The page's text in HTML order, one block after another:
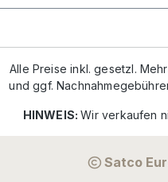
Alle Preise inkl. gesetzl.
und ggf.
HINWEIS:Wir verkaufen
Satco